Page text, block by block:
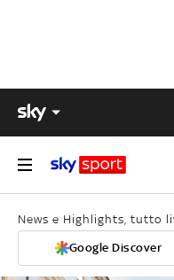
News e Highlights, tutto
Google Discover